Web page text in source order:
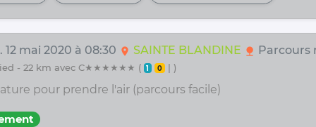
12 mai 2020 à 08:30 location_on SAINTE BLANDINE nature Parcours
- 22 km avec C★★★★★★ ( 1 0 | )
pour prendre l'air (parcours facile)